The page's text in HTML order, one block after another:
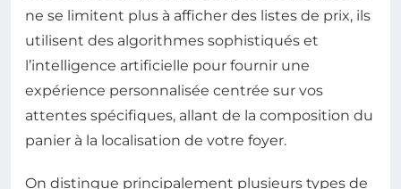
ne se limitent plus à afficher des listes de prix, ils
utilisent des algorithmes sophistiqués et
l’intelligence artificielle pour fournir une
expérience personnalisée centrée sur vos
attentes spécifiques, allant de la composition du
panier à la localisation de votre foyer.
On distingue principalement plusieurs types de